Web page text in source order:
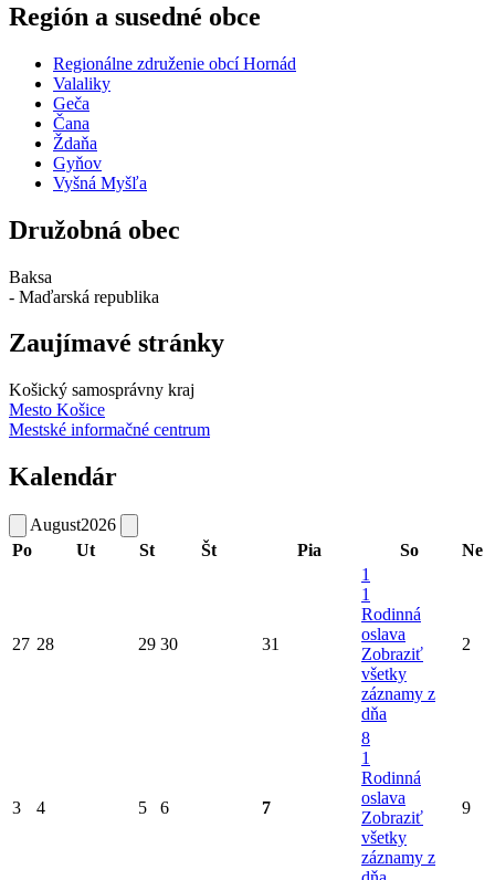
Región a susedné obce
Regionálne združenie obcí Hornád
Valaliky
Geča
Čana
Ždaňa
Gyňov
Vyšná Myšľa
Družobná obec
Baksa
- Maďarská republika
Zaujímavé stránky
Košický samosprávny kraj
Mesto Košice
Mestské informačné centrum
Kalendár
August2026
Po
Ut St Št Pia So Ne
27 28 29 30 31
1
1
Rodinná
oslava
Zobraziť
všetky
záznamy z
dňa
2
3 4 5 6 7
8
1
Rodinná
oslava
Zobraziť
všetky
záznamy z
9